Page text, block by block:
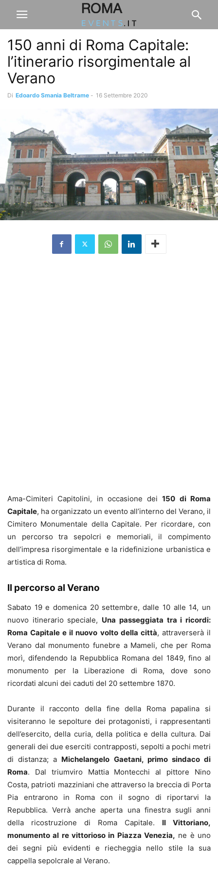
150 anni di Roma Capitale:
l’itinerario risorgimentale al
Verano
Di Edoardo Smania Beltrame - 16 Settembre 2020
Ama-Cimiteri Capitolini, in occasione dei150 di Roma
Capitale, ha organizzato un evento all’interno del Verano, il
Cimitero Monumentale della Capitale. Per ricordare, con
un percorso tra sepolcri e memoriali, il compimento
dell’impresa risorgimentale e la ridefinizione urbanistica e
artistica di Roma.
Il percorso al Verano
Sabato 19 e domenica 20 settembre, dalle 10 alle 14, un
nuovo itinerario speciale, Una passeggiata tra i ricordi:
Roma Capitale e il nuovo volto della città, attraverserà il
Verano dal monumento funebre a Mameli, che per Roma
morì, difendendo la Repubblica Romana del 1849, fino al
monumento per la Liberazione di Roma, dove sono
ricordati alcuni dei caduti del 20 settembre 1870.
Durante il racconto della fine della Roma papalina si
visiteranno le sepolture dei protagonisti, i rappresentanti
dell’esercito, della curia, della politica e della cultura. Dai
generali dei due eserciti contrapposti, sepolti a pochi metri
di distanza; a Michelangelo Gaetani, primo sindaco di
Roma. Dal triumviro Mattia Montecchi al pittore Nino
Costa, patrioti mazziniani che attraverso la breccia di Porta
Pia entrarono in Roma con il sogno di riportarvi la
Repubblica. Verrà anche aperta una finestra sugli anni
della ricostruzione di Roma Capitale. Il Vittoriano,
monumento al re vittorioso in Piazza Venezia, ne è uno
dei segni più evidenti e riecheggia nello stile la sua
cappella sepolcrale al Verano.